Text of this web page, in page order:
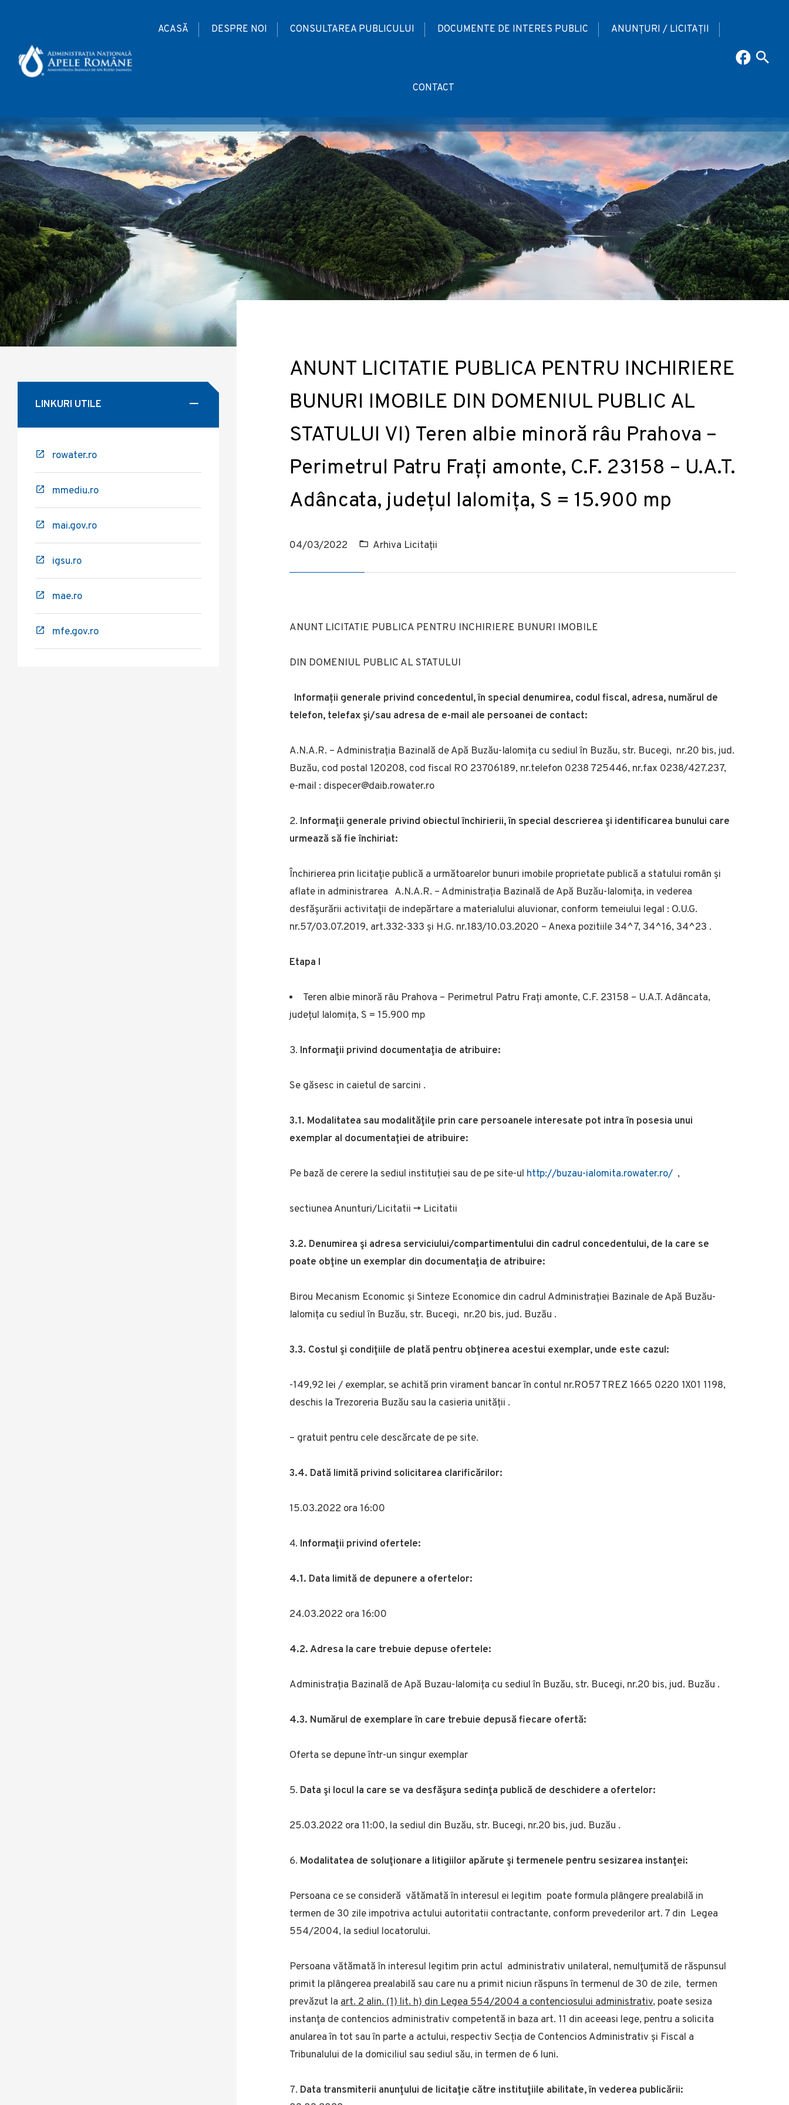
ACASĂ DESPRE NOI CONSULTAREA PUBLICULUI DOCUMENTE DE INTERES PUBLIC ANUNȚURI / LICITAȚII
CONTACT
ANUNT LICITATIE PUBLICA PENTRU INCHIRIERE
BUNURI IMOBILE DIN DOMENIUL PUBLIC AL
STATULUI VI) Teren albie minoră râu Prahova –
Perimetrul Patru Frați amonte, C.F. 23158 – U.A.T.
Adâncata, județul Ialomița, S = 15.900 mp
04/03/2022 Arhiva Licitații
ANUNT LICITATIE PUBLICA PENTRU INCHIRIERE BUNURI IMOBILE
DIN DOMENIUL PUBLIC AL STATULUI
Informații generale privind concedentul, în special denumirea, codul fiscal, adresa, numărul de
telefon, telefax şi/sau adresa de e-mail ale persoanei de contact:
A.N.A.R. – Administrația Bazinală de Apă Buzău-Ialomița cu sediul în Buzău, str. Bucegi, nr.20 bis, jud.
Buzău, cod postal 120208, cod fiscal RO 23706189, nr.telefon 0238 725446, nr.fax 0238/427.237,
e-mail : dispecer@daib.rowater.ro
Informaţii generale privind obiectul închirierii, în special descrierea şi identificarea bunului care
urmează să fie închiriat:
Închirierea prin licitaţie publică a următoarelor bunuri imobile proprietate publică a statului român și
aflate in administrarea A.N.A.R. – Administrația Bazinală de Apă Buzău-Ialomița, in vederea
desfăşurării activitaţii de indepărtare a materialului aluvionar, conform temeiului legal : O.U.G.
nr.57/03.07.2019, art.332-333 și H.G. nr.183/10.03.2020 – Anexa pozitiile 34^7, 34^16, 34^23 .
Etapa I
Teren albie minoră râu Prahova – Perimetrul Patru Frați amonte, C.F. 23158 – U.A.T. Adâncata,
județul Ialomița, S = 15.900 mp
Informaţii privind documentaţia de atribuire:
Se găsesc in caietul de sarcini .
3.1. Modalitatea sau modalităţile prin care persoanele interesate pot intra în posesia unui
exemplar al documentaţiei de atribuire:
Pe bază de cerere la sediul instituției sau de pe site-ul http://buzau-ialomita.rowater.ro/ ,
sectiunea Anunturi/Licitatii -> Licitatii
3.2. Denumirea şi adresa serviciului/compartimentului din cadrul concedentului, de la care se
poate obţine un exemplar din documentaţia de atribuire:
Birou Mecanism Economic și Sinteze Economice din cadrul Administrației Bazinale de Apă Buzău-
Ialomița cu sediul în Buzău, str. Bucegi, nr.20 bis, jud. Buzău .
3.3. Costul şi condiţiile de plată pentru obţinerea acestui exemplar, unde este cazul:
-149,92 lei / exemplar, se achită prin virament bancar în contul nr.RO57 TREZ 1665 0220 1X01 1198,
deschis la Trezoreria Buzău sau la casieria unității .
– gratuit pentru cele descărcate de pe site.
3.4. Dată limită privind solicitarea clarificărilor:
15.03.2022 ora 16:00
Informaţii privind ofertele:
4.1. Data limită de depunere a ofertelor:
24.03.2022 ora 16:00
4.2. Adresa la care trebuie depuse ofertele:
Administrația Bazinală de Apă Buzau-Ialomița cu sediul în Buzău, str. Bucegi, nr.20 bis, jud. Buzău .
4.3. Numărul de exemplare în care trebuie depusă fiecare ofertă:
Oferta se depune într-un singur exemplar
Data şi locul la care se va desfăşura sedinţa publică de deschidere a ofertelor:
25.03.2022 ora 11:00, la sediul din Buzău, str. Bucegi, nr.20 bis, jud. Buzău .
Modalitatea de soluţionare a litigiilor apărute şi termenele pentru sesizarea instanţei:
Persoana ce se consideră vătămată în interesul ei legitim poate formula plângere prealabilă in
termen de 30 zile impotriva actului autoritatii contractante, conform prevederilor art. 7 din Legea
554/2004, la sediul locatorului.
Persoana vătămată în interesul legitim prin actul administrativ unilateral, nemulţumită de răspunsul
primit la plângerea prealabilă sau care nu a primit niciun răspuns în termenul de 30 de zile, termen
prevăzut laart. 2 alin. (1) lit. h) din Legea 554/2004 a contenciosului administrativ, poate sesiza
instanţa de contencios administrativ competentă in baza art. 11 din aceeasi lege, pentru a solicita
anularea în tot sau în parte a actului, respectiv Secția de Contencios Administrativ și Fiscal a
Tribunalului de la domiciliul sau sediul său, in termen de 6 luni.
Data transmiterii anunţului de licitaţie către instituţiile abilitate, în vederea publicării:
LINKURI UTILE
rowater.ro
mmediu.ro
mai.gov.ro
igsu.ro
mae.ro
mfe.gov.ro